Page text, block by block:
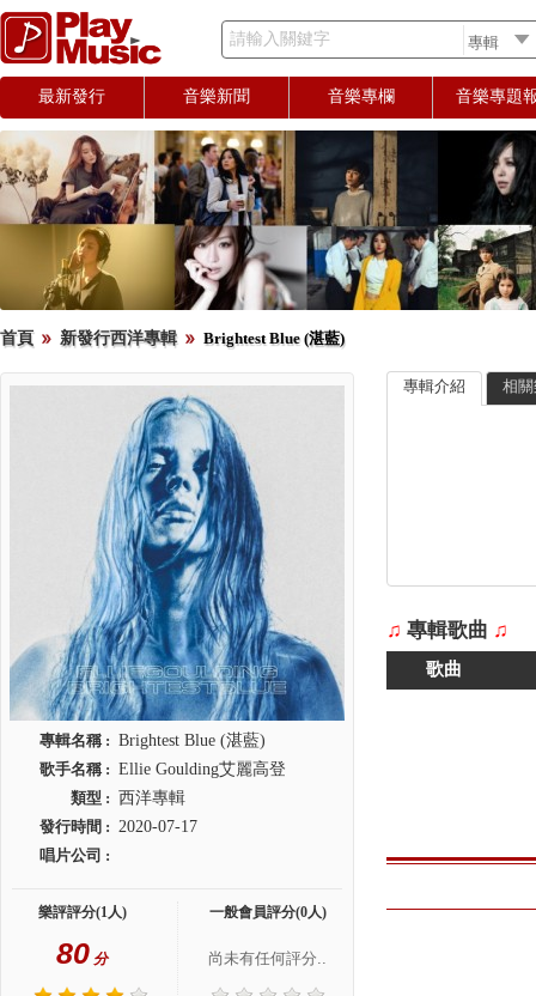
請輸入關鍵字
最新發行 音樂新聞 音樂專欄 音樂專題
首頁 新發行西洋專輯 Brightest Blue (湛藍)
專輯名稱 : Brightest Blue (湛藍)
歌手名稱 : Ellie Goulding艾麗高登
類型 : 西洋專輯
發行時間 : 2020-07-17
唱片公司 :
樂評評分(1人)
80 分
一般會員評分(0人)
尚未有任何評分..
專輯介紹 相
♫ 專輯歌曲 ♫
歌曲